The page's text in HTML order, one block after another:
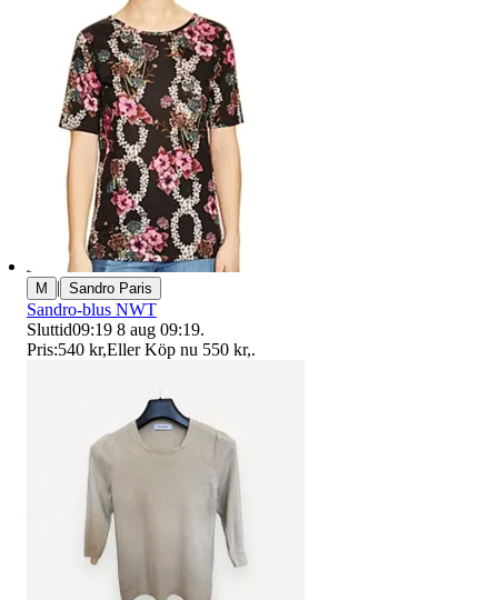
M | Sandro Paris
Sandro-blus NWT
Sluttid09:19 8 aug 09:19.
Pris:540 kr,Eller Köp nu 550 kr,.